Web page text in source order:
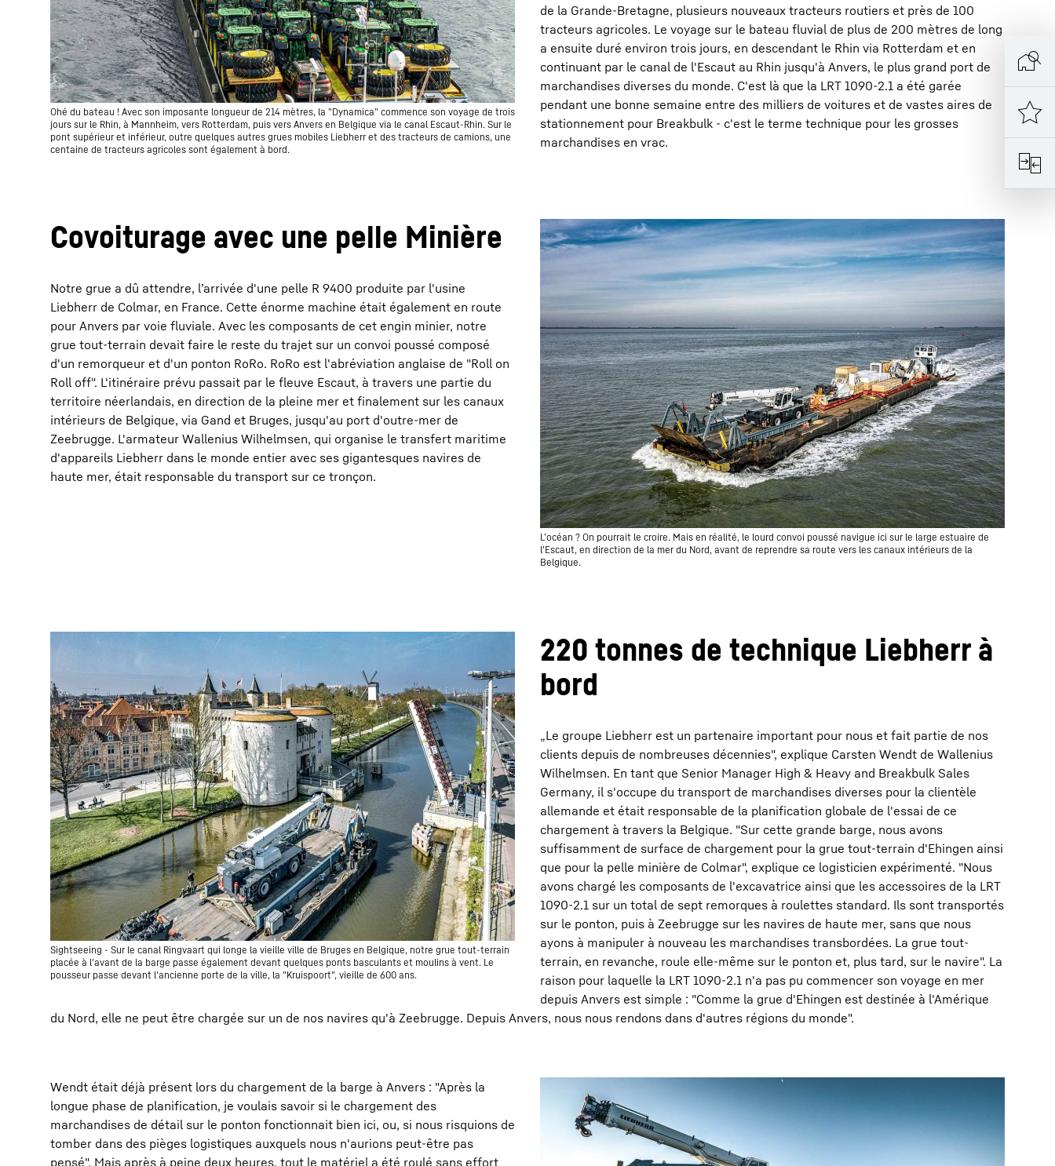
Ohé du bateau ! Avec son imposante longueur de 214 mètres, la "Dynamica" commence son voyage de trois
jours sur le Rhin, à Mannheim, vers Rotterdam, puis vers Anvers en Belgique via le canal Escaut-Rhin. Sur le
pont supérieur et inférieur, outre quelques autres grues mobiles Liebherr et des tracteurs de camions, une
centaine de tracteurs agricoles sont également à bord.
de la Grande-Bretagne, plusieurs nouveaux tracteurs routiers et près de 100
tracteurs agricoles. Le voyage sur le bateau fluvial de plus de 200 mètres de long
a ensuite duré environ trois jours, en descendant le Rhin via Rotterdam et en
continuant par le canal de l'Escaut au Rhin jusqu'à Anvers, le plus grand port de
marchandises diverses du monde. C'est là que la LRT 1090-2.1 a été garée
pendant une bonne semaine entre des milliers de voitures et de vastes aires de
stationnement pour Breakbulk - c'est le terme technique pour les grosses
marchandises en vrac.
L’océan ? On pourrait le croire. Mais en réalité, le lourd convoi poussé navigue ici sur le large estuaire de
l'Escaut, en direction de la mer du Nord, avant de reprendre sa route vers les canaux intérieurs de la
Belgique.
Covoiturage avec une pelle Minière
Notre grue a dû attendre, l’arrivée d'une pelle R 9400 produite par l'usine
Liebherr de Colmar, en France. Cette énorme machine était également en route
pour Anvers par voie fluviale. Avec les composants de cet engin minier, notre
grue tout-terrain devait faire le reste du trajet sur un convoi poussé composé
d'un remorqueur et d'un ponton RoRo. RoRo est l'abréviation anglaise de "Roll on
Roll off". L'itinéraire prévu passait par le fleuve Escaut, à travers une partie du
territoire néerlandais, en direction de la pleine mer et finalement sur les canaux
intérieurs de Belgique, via Gand et Bruges, jusqu'au port d'outre-mer de
Zeebrugge. L'armateur Wallenius Wilhelmsen, qui organise le transfert maritime
d'appareils Liebherr dans le monde entier avec ses gigantesques navires de
haute mer, était responsable du transport sur ce tronçon.
Sightseeing - Sur le canal Ringvaart qui longe la vieille ville de Bruges en Belgique, notre grue tout-terrain
placée à l'avant de la barge passe également devant quelques ponts basculants et moulins à vent. Le
pousseur passe devant l'ancienne porte de la ville, la "Kruispoort", vieille de 600 ans.
220 tonnes de technique Liebherr à
bord
„Le groupe Liebherr est un partenaire important pour nous et fait partie de nos
clients depuis de nombreuses décennies", explique Carsten Wendt de Wallenius
Wilhelmsen. En tant que Senior Manager High & Heavy and Breakbulk Sales
Germany, il s'occupe du transport de marchandises diverses pour la clientèle
allemande et était responsable de la planification globale de l'essai de ce
chargement à travers la Belgique. "Sur cette grande barge, nous avons
suffisamment de surface de chargement pour la grue tout-terrain d'Ehingen ainsi
que pour la pelle minière de Colmar", explique ce logisticien expérimenté. "Nous
avons chargé les composants de l'excavatrice ainsi que les accessoires de la LRT
1090-2.1 sur un total de sept remorques à roulettes standard. Ils sont transportés
sur le ponton, puis à Zeebrugge sur les navires de haute mer, sans que nous
ayons à manipuler à nouveau les marchandises transbordées. La grue tout-
terrain, en revanche, roule elle-même sur le ponton et, plus tard, sur le navire". La
raison pour laquelle la LRT 1090-2.1 n'a pas pu commencer son voyage en mer
depuis Anvers est simple : "Comme la grue d'Ehingen est destinée à l'Amérique
du Nord, elle ne peut être chargée sur un de nos navires qu'à Zeebrugge. Depuis Anvers, nous nous rendons dans d'autres régions du monde".
Wendt était déjà présent lors du chargement de la barge à Anvers : "Après la
longue phase de planification, je voulais savoir si le chargement des
marchandises de détail sur le ponton fonctionnait bien ici, ou, si nous risquions de
tomber dans des pièges logistiques auxquels nous n'aurions peut-être pas
pensé". Mais après à peine deux heures, tout le matériel a été roulé sans effort